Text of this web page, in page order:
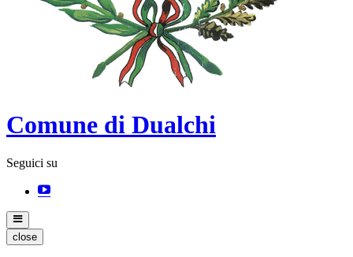
Comune di Dualchi
Seguici su
close